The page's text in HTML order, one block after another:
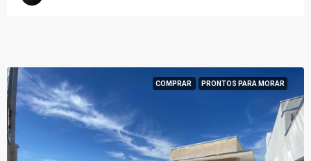
COMPRAR PRONTOS PARA MORAR